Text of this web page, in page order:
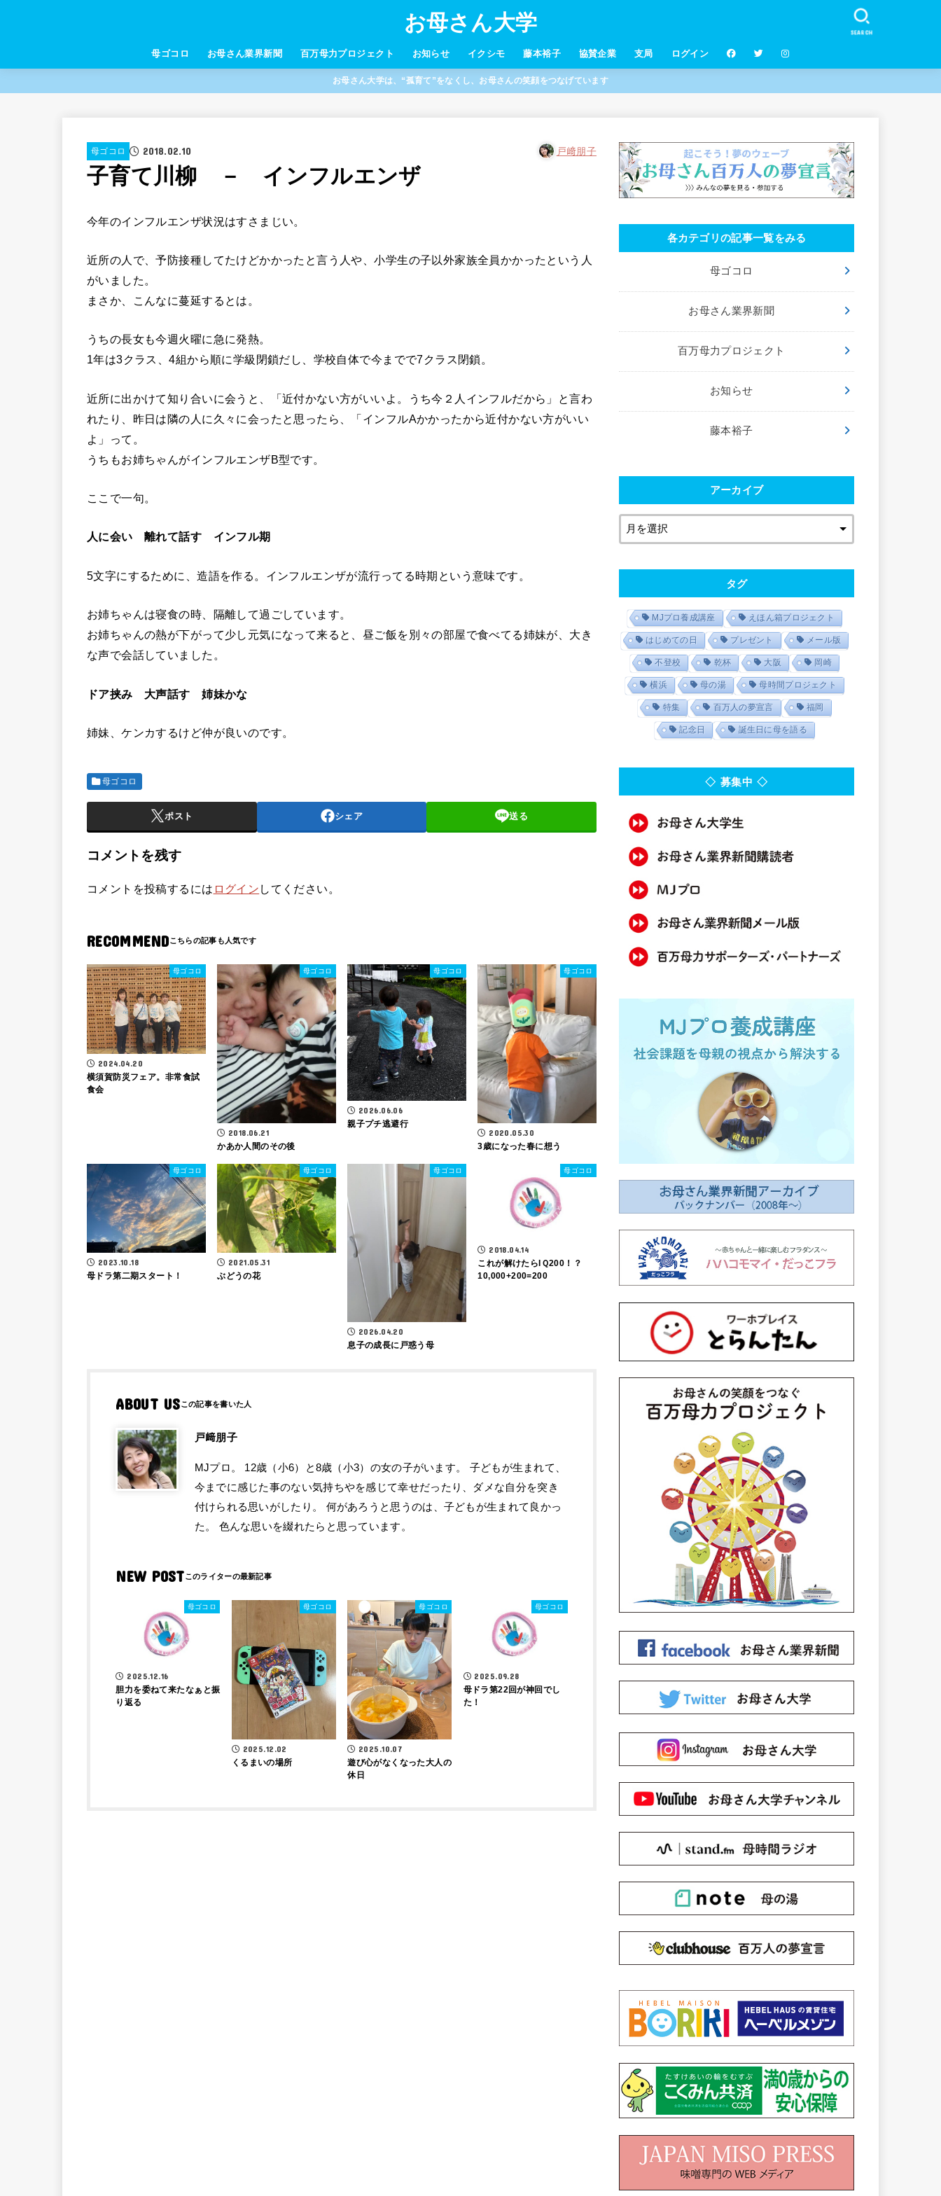
お母さん大学
母ゴコロ お母さん業界新聞 百万母力プロジェクト お知らせ イクシモ 藤本裕子 協賛企業 支局 ログイン
SEARCH
お母さん大学は、“孤育て”をなくし、お母さんの笑顔をつなげています
母ゴコロ 2018.02.10 戸﨑朋子
子育て川柳 － インフルエンザ
今年のインフルエンザ状況はすさまじい。
近所の人で、予防接種してたけどかかったと言う人や、小学生の子以外家族全員かかったという人
がいました。
まさか、こんなに蔓延するとは。
うちの長女も今週火曜に急に発熱。
1年は3クラス、4組から順に学級閉鎖だし、学校自体で今までで7クラス閉鎖。
近所に出かけて知り合いに会うと、「近付かない方がいいよ。うち今２人インフルだから」と言わ
れたり、昨日は隣の人に久々に会ったと思ったら、「インフルAかかったから近付かない方がいい
よ」って。
うちもお姉ちゃんがインフルエンザB型です。
ここで一句。
人に会い 離れて話す インフル期
5文字にするために、造語を作る。インフルエンザが流行ってる時期という意味です。
お姉ちゃんは寝食の時、隔離して過ごしています。
お姉ちゃんの熱が下がって少し元気になって来ると、昼ご飯を別々の部屋で食べてる姉妹が、大き
な声で会話していました。
ドア挟み 大声話す 姉妹かな
姉妹、ケンカするけど仲が良いのです。
母ゴコロ
ポスト シェア 送る
コメントを残す
コメントを投稿するには ログイン してください。
RECOMMEND
母ゴコロ
2024.04.20
横須賀防災フェア。非常食試
食会
母ゴコロ
2018.06.21
かあか人間のその後
母ゴコロ
2026.06.06
親子プチ逃避行
母ゴコロ
2020.05.30
3歳になった春に想う
母ゴコロ
2023.10.18
母ドラ第二期スタート！
母ゴコロ
2021.05.31
ぶどうの花
母ゴコロ
2026.04.20
息子の成長に戸惑う母
母ゴコロ
2018.04.14
これが解けたらIＱ200！？
10,000+200=200
ABOUT US
戸﨑朋子
MJプロ。 12歳（小6）と8歳（小3）の女の子がいます。 子どもが生まれて、
今までに感じた事のない気持ちやを感じて幸せだったり、ダメな自分を突き
付けられる思いがしたり。 何があろうと思うのは、子どもが生まれて良かっ
た。 色んな思いを綴れたらと思っています。
NEW POST
母ゴコロ
2025.12.16
胆力を委ねて来たなぁと振
り返る
母ゴコロ
2025.12.02
くるまいの場所
母ゴコロ
2025.10.07
遊び心がなくなった大人の
休日
母ゴコロ
2025.09.28
母ドラ第22回が神回でし
た！
各カテゴリの記事一覧をみる
母ゴコロ
お母さん業界新聞
百万母力プロジェクト
お知らせ
藤本裕子
アーカイブ
タグ
MJプロ養成講座 えほん箱プロジェクト
はじめての日 プレゼント メール版
不登校 乾杯 大阪 岡崎
横浜 母の湯 母時間プロジェクト
特集 百万人の夢宣言 福岡
記念日 誕生日に母を語る
◇ 募集中 ◇